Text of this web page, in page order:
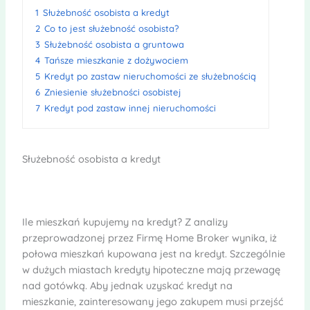
1 Służebność osobista a kredyt
2 Co to jest służebność osobista?
3 Służebność osobista a gruntowa
4 Tańsze mieszkanie z dożywociem
5 Kredyt po zastaw nieruchomości ze służebnością
6 Zniesienie służebności osobistej
7 Kredyt pod zastaw innej nieruchomości
Służebność osobista a kredyt
Ile mieszkań kupujemy na kredyt? Z analizy
przeprowadzonej przez Firmę Home Broker wynika, iż
połowa mieszkań kupowana jest na kredyt. Szczególnie
w dużych miastach kredyty hipoteczne mają przewagę
nad gotówką. Aby jednak uzyskać kredyt na
mieszkanie, zainteresowany jego zakupem musi przejść